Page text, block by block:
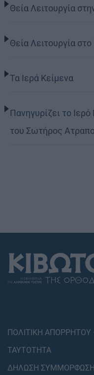
Θεία Λειτουργία
Θεία Λειτουργία
Τα Ιερά Κείμενα
Πανηγυρίζει το
του Σωτήρος
ΠΟΛΙΤΙΚΗ ΑΠΟΡΡΗΤΟΥ
ΤΑΥΤΟΤΗΤΑ
ΔΗΛΩΣΗ